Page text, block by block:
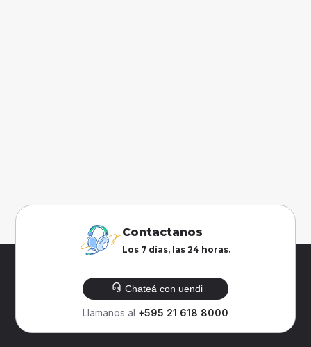
Contactanos
Los 7 días, las 24 horas.
Chateá con uendi
Llamanos al +595 21 618 8000